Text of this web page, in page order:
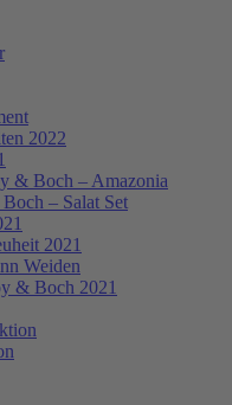
2022
& Boch – Amazonia
– Salat Set
2021
Weiden
& Boch 2021